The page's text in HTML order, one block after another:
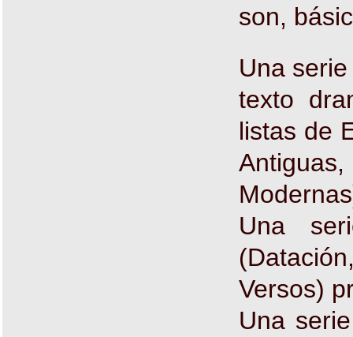
son,
Una
texto
listas de
Una
Versos)
Una